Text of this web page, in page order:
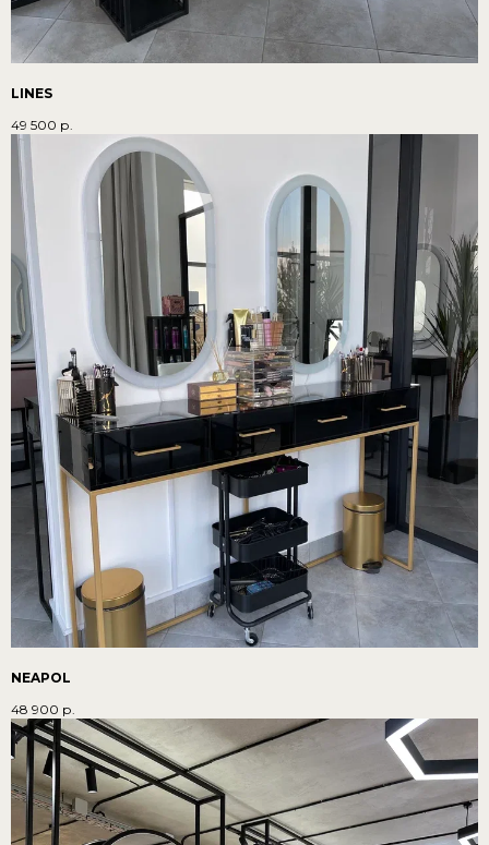
LINES
49 500 р.
NEAPOL
48 900 р.